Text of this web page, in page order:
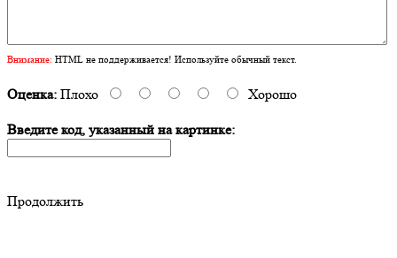
Внимание: HTML не поддерживается! Используйте обычный текст.
Оценка: Плохо Хорошо
Введите код, указанный на картинке:
Продолжить